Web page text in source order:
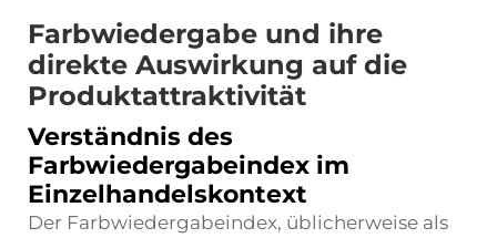
Farbwiedergabe und ihre
direkte Auswirkung auf die
Produktattraktivität
Verständnis des
Farbwiedergabeindex im
Einzelhandelskontext
Der Farbwiedergabeindex, üblicherweise als